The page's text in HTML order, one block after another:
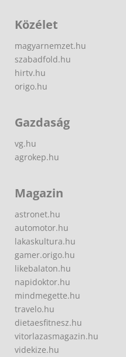
Közélet
magyarnemzet.hu
szabadfold.hu
hirtv.hu
origo.hu
Gazdaság
vg.hu
agrokep.hu
Magazin
astronet.hu
automotor.hu
lakaskultura.hu
gamer.origo.hu
likebalaton.hu
napidoktor.hu
mindmegette.hu
travelo.hu
dietaesfitnesz.hu
vitorlazasmagazin.hu
videkize.hu